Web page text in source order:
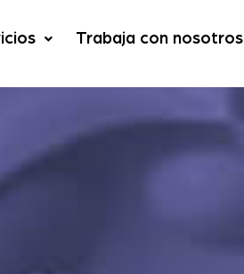
Trabaja con nosotros